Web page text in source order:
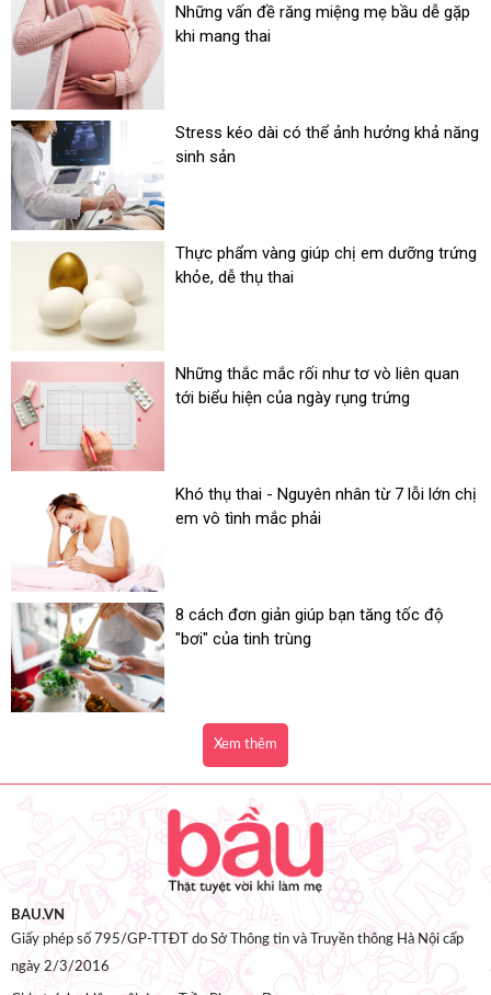
Những vấn đề răng miệng mẹ bầu dễ gặp
khi mang thai
Stress kéo dài có thể ảnh hưởng khả năng
sinh sản
Thực phẩm vàng giúp chị em dưỡng trứng
khỏe, dễ thụ thai
Những thắc mắc rối như tơ vò liên quan
tới biểu hiện của ngày rụng trứng
Khó thụ thai - Nguyên nhân từ 7 lỗi lớn chị
em vô tình mắc phải
8 cách đơn giản giúp bạn tăng tốc độ
"bơi" của tinh trùng
Xem thêm
BAU.VN
Giấy phép số 795/GP-TTĐT do Sở Thông tin và Truyền thông Hà Nội cấp
ngày 2/3/2016